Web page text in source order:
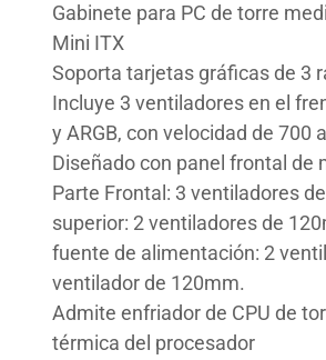
Gabinete para PC de torre
Mini ITX
Soporta tarjetas gráficas de 3
Incluye 3 ventiladores en el
y ARGB, con velocidad de 700
Diseñado con panel frontal de
Parte Frontal: 3 ventiladores
superior: 2 ventiladores de
fuente de alimentación: 2
ventilador de 120mm.
Admite enfriador de CPU de
térmica del procesador